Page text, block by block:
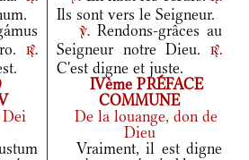
Ils sont vers le Seigneur.
r.
v.Rendons-grâces au
Seigneur notre Dieu.
r.
C'est digne et juste.
IVème PRÉFACE
COMMUNE
De la louange, don de
Dieu
Vraiment, il est digne